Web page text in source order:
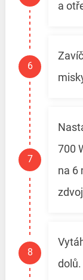
a
700
na 6
dolů.